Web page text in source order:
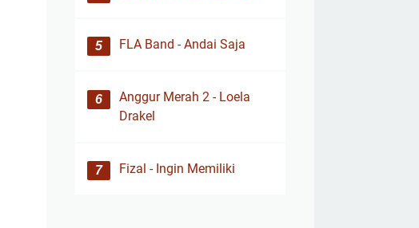
FLA Band - Andai Saja
Anggur Merah 2 - Loela
Drakel
Fizal - Ingin Memiliki